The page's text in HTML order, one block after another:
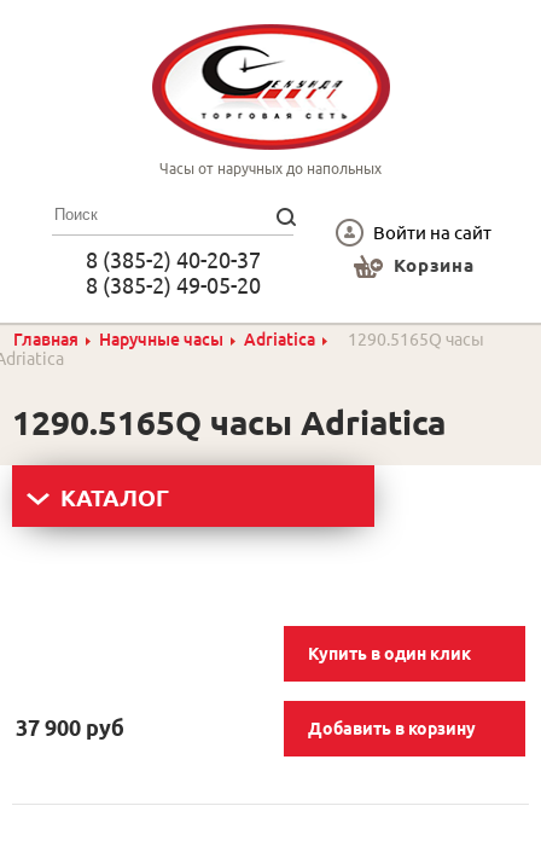
8 (385-2) 40-20-37
8 (385-2) 49-05-20
Часы от наручных до напольных
Войти на сайт
Корзина
Главная Наручные часы Adriatica
1290.5165Q часы
1290.5165Q часы Adriatica
КАТАЛОГ
Купить в один клик
37 900 руб Добавить в корзину